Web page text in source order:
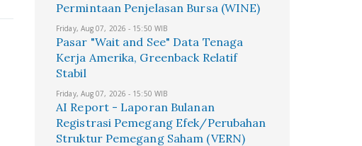
Permintaan Penjelasan Bursa (WINE)
Friday, Aug 07, 2026 - 15:50 WIB
Pasar "Wait and See" Data Tenaga
Kerja Amerika, Greenback Relatif
Stabil
Friday, Aug 07, 2026 - 15:50 WIB
AI Report - Laporan Bulanan
Registrasi Pemegang Efek/Perubahan
Struktur Pemegang Saham (VERN)